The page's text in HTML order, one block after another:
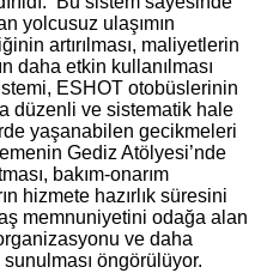
yolcusuz ulaşımın
artırılması, maliyetlerin
daha etkin kullanılması
ESHOT otobüslerinin
düzenli ve sistematik hale
yaşanabilen gecikmeleri
Gediz Atölyesi’nde
bakım-onarım
hizmete hazırlık süresini
memnuniyetini odağa alan
ve daha
öngörülüyor.